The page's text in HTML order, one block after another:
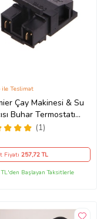
Çay Makinesi & Su
Buhar Termostatı
(1)
ile Teslimat
Fiyatı 257,72 TL
Başlayan Taksitlerle